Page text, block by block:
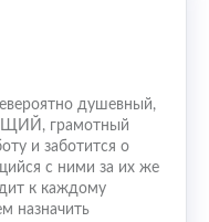
душевный,
грамотный
и заботится о
с ними за их же
к каждому
назначить